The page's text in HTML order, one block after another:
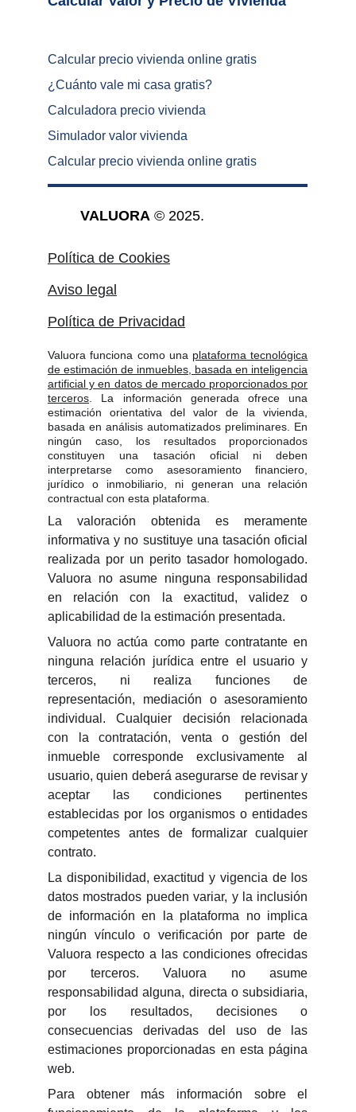
Valuora funciona como una plataforma tecnológica
de estimación de inmuebles, basada en inteligencia
artificial y en datos de mercado proporcionados por
terceros . La información generada ofrece una
estimación orientativa del valor de la vivienda,
basada en análisis automatizados preliminares. En
ningún caso, los resultados proporcionados
constituyen una tasación oficial ni deben
interpretarse como asesoramiento financiero,
jurídico o inmobiliario, ni generan una relación
contractual con esta plataforma.
La valoración obtenida es meramente
informativa y no sustituye una tasación oficial
realizada por un perito tasador homologado.
Valuora no asume ninguna responsabilidad
en relación con la exactitud, validez o
aplicabilidad de la estimación presentada.
Valuora no actúa como parte contratante en
ninguna relación jurídica entre el usuario y
terceros, ni realiza funciones de
representación, mediación o asesoramiento
individual. Cualquier decisión relacionada
con la contratación, venta o gestión del
inmueble corresponde exclusivamente al
usuario, quien deberá asegurarse de revisar y
aceptar las condiciones pertinentes
establecidas por los organismos o entidades
competentes antes de formalizar cualquier
contrato.
La disponibilidad, exactitud y vigencia de los
datos mostrados pueden variar, y la inclusión
de información en la plataforma no implica
ningún vínculo o verificación por parte de
Valuora respecto a las condiciones ofrecidas
por terceros. Valuora no asume
responsabilidad alguna, directa o subsidiaria,
por los resultados, decisiones o
consecuencias derivadas del uso de las
estimaciones proporcionadas en esta página
web.
Para obtener más información sobre el
VALUORA © 2025.
Aviso legal
Política de Privacidad
Política de Cookies
Calcular precio vivienda online gratis
¿ Cuánto vale mi casa gratis?
Calculadora precio vivienda
Simulador valor vivienda
Calcular precio vivienda online gratis